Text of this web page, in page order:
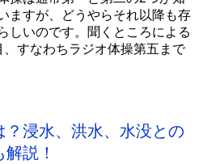
ますが、どうやらそれ以降も存
しいのです。聞くところによる
、すなわちラジオ体操第五まで
？浸水、洪水、水没との
説！